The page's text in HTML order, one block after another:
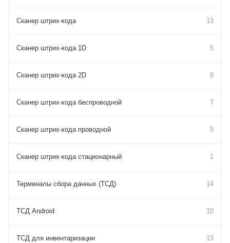
Сканер штрих-кода 13
Сканер штрих-кода 1D 5
Сканер штрих-кода 2D 8
Сканер штрих-кода беспроводной 7
Сканер штрих-кода проводной 5
Сканер штрих-кода стационарный 1
Терминалы сбора данных (ТСД) 14
ТСД Android 10
ТСД для инвентаризации 13